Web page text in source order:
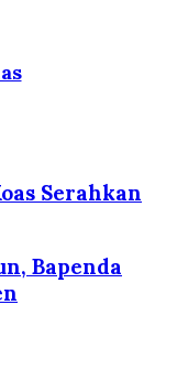
Serahkan
Bapenda